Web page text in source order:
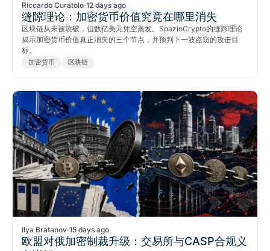
Riccardo Curatolo·12 days ago
缝隙理论：加密货币价值究竟在哪里消失
区块链从未被攻破，但数亿美元凭空蒸发。SpazioCrypto的缝隙理论
揭示加密货币价值真正消失的三个节点，并预判下一波盗窃的攻击目
标。
加密货币 区块链
Ilya Bratanov·15 days ago
欧盟对俄加密制裁升级：交易所与CASP合规义